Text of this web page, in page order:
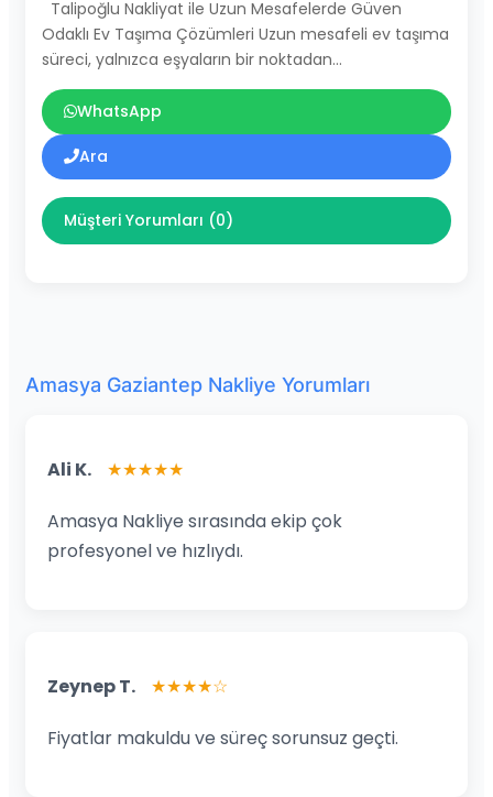
Talipoğlu Nakliyat ile Uzun Mesafelerde Güven
Odaklı Ev Taşıma Çözümleri Uzun mesafeli ev taşıma
süreci, yalnızca eşyaların bir noktadan…
WhatsApp
Ara
Müşteri Yorumları (0)
Amasya Gaziantep Nakliye Yorumları
Ali K. ★★★★★
Amasya Nakliye sırasında ekip çok
profesyonel ve hızlıydı.
Zeynep T. ★★★★☆
Fiyatlar makuldu ve süreç sorunsuz geçti.